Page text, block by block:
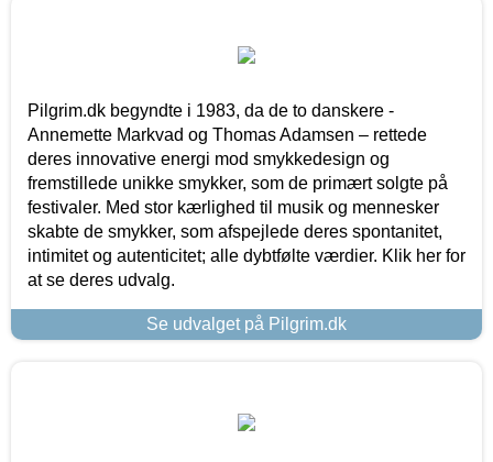
Pilgrim.dk begyndte i 1983, da de to danskere -
Annemette Markvad og Thomas Adamsen – rettede
deres innovative energi mod smykkedesign og
fremstillede unikke smykker, som de primært solgte på
festivaler. Med stor kærlighed til musik og mennesker
skabte de smykker, som afspejlede deres spontanitet,
intimitet og autenticitet; alle dybtfølte værdier. Klik her for
at se deres udvalg.
Se udvalget på Pilgrim.dk